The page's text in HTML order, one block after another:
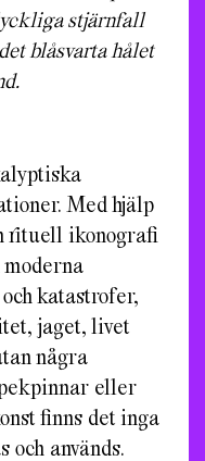
stjärnfall
blåsvarta hålet
Med hjälp
rituell ikonografi
katastrofer,
jaget, livet
några
eller
finns det inga
och används.